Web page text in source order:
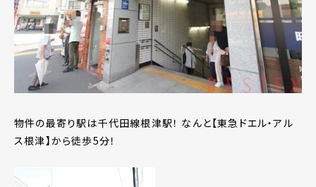
物件の最寄り駅は千代田線根津駅！ なんと【東急ドエル・アル
ス根津】から徒歩5分！